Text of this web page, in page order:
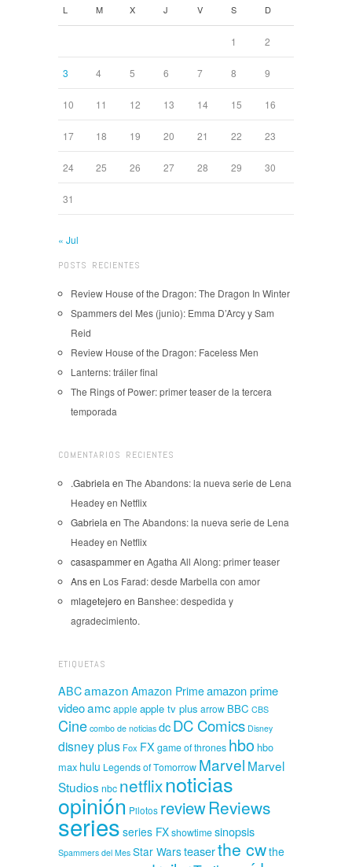
L M X J V S D
1 2
3 4 5 6 7 8 9
10 11 12 13 14 15 16
17 18 19 20 21 22 23
24 25 26 27 28 29 30
31
« Jul
POSTS RECIENTES
Review House of the Dragon: The Dragon In Winter
Spammers del Mes (junio): Emma D’Arcy y Sam
Reid
Review House of the Dragon: Faceless Men
Lanterns: tráiler final
The Rings of Power: primer teaser de la tercera
temporada
COMENTARIOS RECIENTES
.Gabriela en The Abandons: la nueva serie de Lena
Headey en Netflix
Gabriela en The Abandons: la nueva serie de Lena
Headey en Netflix
casaspammeren Agatha All Along: primer teaser
Ansen Los Farad: desde Marbella con amor
mlagetejero en Banshee: despedida y
agradecimiento.
ETIQUETAS
ABCamazon Amazon Primeamazon prime
videoamcapple apple tv plus arrow BBC CBS
Cine combo de noticias dcDC Comics Disney
disney plus Fox FX game of thrones hbo hbo
max hulu Legends of Tomorrow Marvel Marvel
Studios nbc netflixnoticias
opinión Pilotos reviewReviews
series series FXshowtimesinopsis
Spammers del Mes Star Warsteaserthe cwthe